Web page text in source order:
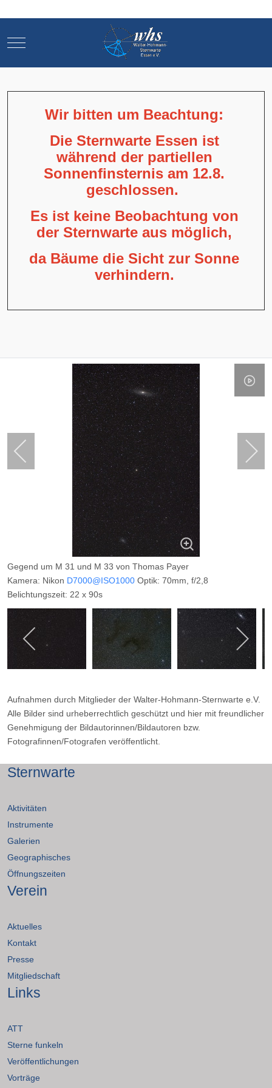
Mobile Menu Toggle
Wir bitten um Beachtung:
Die Sternwarte Essen ist
während der partiellen
Sonnenfinsternis am 12.8.
geschlossen.
Es ist keine Beobachtung von
der Sternwarte aus möglich,
da Bäume die Sicht zur Sonne
verhindern.
Gegend um M 31 und M 33 von Thomas Payer
Kamera: Nikon D7000@ISO1000 Optik: 70mm, f/2,8
Belichtungszeit: 22 x 90s
Filter: ---
Ort: Oberholte (Sauerland)
Datum: ---
Aufnahmen durch Mitglieder der Walter-Hohmann-Sternwarte e.V.
Alle Bilder sind urheberrechtlich geschützt und hier mit freundlicher
Genehmigung der Bildautorinnen/Bildautoren bzw.
Fotografinnen/Fotografen veröffentlicht.
Sternwarte
Aktivitäten
Instrumente
Galerien
Geographisches
Öffnungszeiten
Verein
Aktuelles
Kontakt
Presse
Mitgliedschaft
Links
ATT
Sterne funkeln
Veröffentlichungen
Vorträge